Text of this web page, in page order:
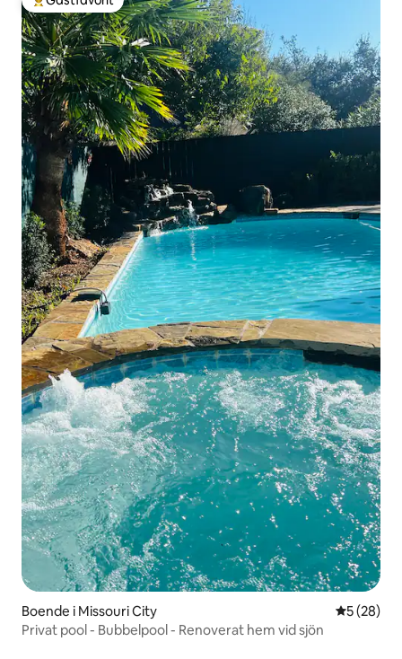
Populär gästfavorit
Boende i Missouri City 5 av 5 i
5 (28)
Privat pool - Bubbelpool - Renoverat hem vid sjön